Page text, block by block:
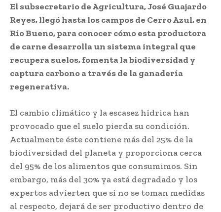
El subsecretario de Agricultura, José Guajardo
Reyes, llegó hasta los campos de Cerro Azul, en
Río Bueno, para conocer cómo esta productora
de carne desarrolla un sistema integral que
recupera suelos, fomenta la biodiversidad y
captura carbono a través de la ganadería
regenerativa.
El cambio climático y la escasez hídrica han
provocado que el suelo pierda su condición.
Actualmente éste contiene más del 25% de la
biodiversidad del planeta y proporciona cerca
del 95% de los alimentos que consumimos. Sin
embargo, más del 30% ya está degradado y los
expertos advierten que si no se toman medidas
al respecto, dejará de ser productivo dentro de